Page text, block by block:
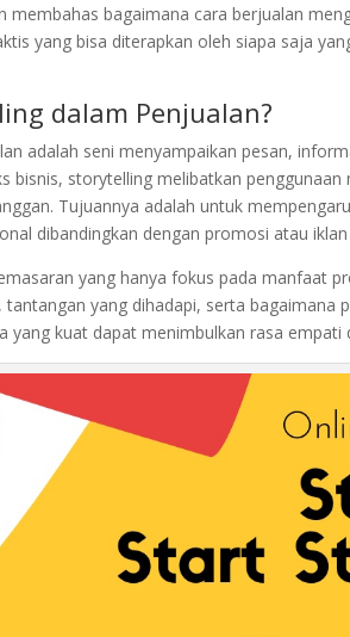
membahas bagaimana cara berjualan
yang bisa diterapkan oleh siapa saja
dalam Penjualan?
adalah seni menyampaikan pesan,
bisnis, storytelling melibatkan
Tujuannya adalah untuk
dibandingkan dengan promosi atau
yang hanya fokus pada manfaat
yang dihadapi, serta bagaimana
yang kuat dapat menimbulkan rasa